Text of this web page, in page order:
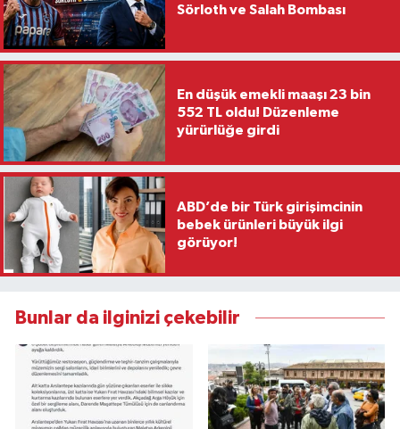
Sörloth ve Salah Bombası
En düşük emekli maaşı 23 bin
552 TL oldu! Düzenleme
yürürlüğe girdi
ABD’de bir Türk girişimcinin
bebek ürünleri büyük ilgi
görüyor!
Bunlar da ilginizi çekebilir